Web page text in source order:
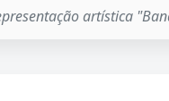
artística